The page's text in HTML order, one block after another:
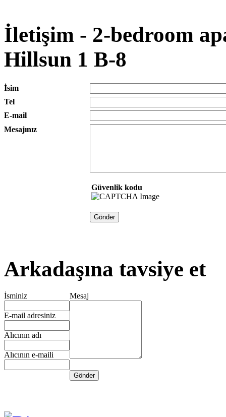
İletişim - 2-bedroom
Hillsun 1 B-8
İsim
Tel
E-mail
Mesajınız
Güvenlik kodu
Arkadaşına tavsiye et
İsminiz
E-mail adresiniz
Alıcının adı
Alıcının e-maili
Mesaj